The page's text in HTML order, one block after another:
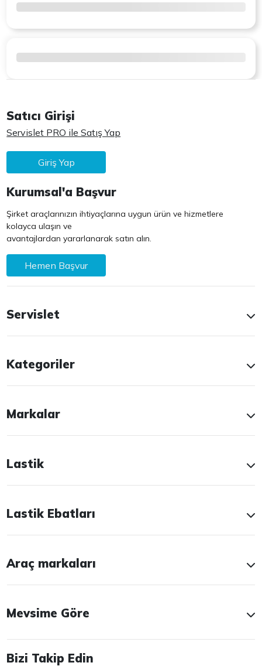
Satıcı Girişi
Servislet PRO ile Satış Yap
Giriş Yap
Kurumsal'a Başvur
Şirket araçlarınızın ihtiyaçlarına uygun ürün ve hizmetlere
kolayca ulaşın ve
avantajlardan yararlanarak satın alın.
Hemen Başvur
Servislet
Kategoriler
Markalar
Lastik
Lastik Ebatları
Araç markaları
Mevsime Göre
Bizi Takip Edin